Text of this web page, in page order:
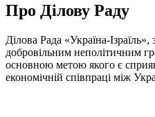
Про Ділову Раду
Ділова Рада «Україна-
добровільним неполітичним
основною метою якого є
економічній співпраці між